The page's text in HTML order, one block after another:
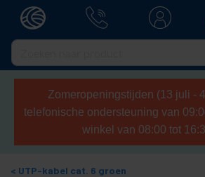
Zomeropeningstijden (13 juli -
telefonische ondersteuning van
winkel van 08:00 tot
UTP-kabel cat. 6 groen